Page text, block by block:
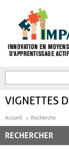
FORMULAIRE DE
VIGNETTES
Accueil Recherche
RECHERCHER